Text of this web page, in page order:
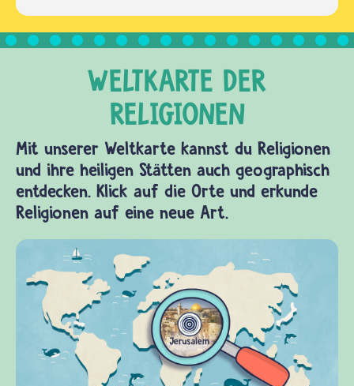
Mit unserer Weltkarte kannst du Religionen
und ihre heiligen Stätten auch geographisch
entdecken. Klick auf die Orte und erkunde
Religionen auf eine neue Art.